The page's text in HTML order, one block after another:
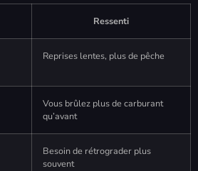
Ressenti
Reprises lentes, plus de pêche
Vous brûlez plus de carburant
qu’avant
Besoin de rétrograder plus
souvent